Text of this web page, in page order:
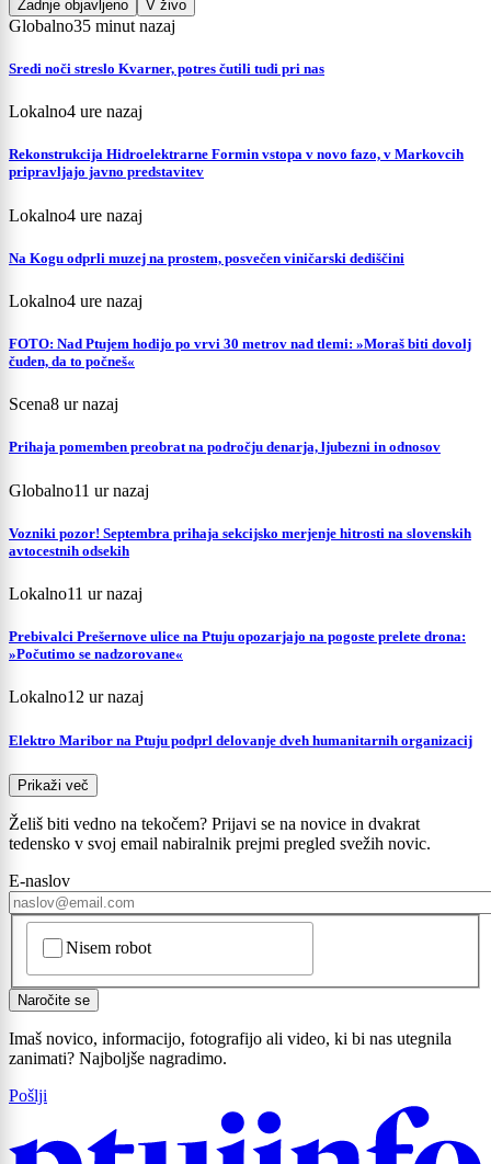
Zadnje objavljeno V živo
Globalno35 minut nazaj
Sredi noči streslo Kvarner, potres čutili tudi pri nas
Lokalno4 ure nazaj
Rekonstrukcija Hidroelektrarne Formin vstopa v novo fazo, v Markovcih
pripravljajo javno predstavitev
Lokalno4 ure nazaj
Na Kogu odprli muzej na prostem, posvečen viničarski dediščini
Lokalno4 ure nazaj
FOTO: Nad Ptujem hodijo po vrvi 30 metrov nad tlemi: »Moraš biti dovolj
čuden, da to počneš«
Scena8 ur nazaj
Prihaja pomemben preobrat na področju denarja, ljubezni in odnosov
Globalno11 ur nazaj
Vozniki pozor! Septembra prihaja sekcijsko merjenje hitrosti na slovenskih
avtocestnih odsekih
Lokalno11 ur nazaj
Prebivalci Prešernove ulice na Ptuju opozarjajo na pogoste prelete drona:
»Počutimo se nadzorovane«
Lokalno12 ur nazaj
Elektro Maribor na Ptuju podprl delovanje dveh humanitarnih organizacij
Prikaži več
Želiš biti vedno na tekočem? Prijavi se na novice in dvakrat
tedensko v svoj email nabiralnik prejmi pregled svežih novic.
E-naslov
Nisem robot
Naročite se
Imaš novico, informacijo, fotografijo ali video, ki bi nas utegnila
zanimati? Najboljše nagradimo.
Pošlji